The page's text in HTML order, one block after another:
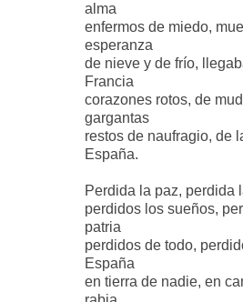
alma
enfermos de miedo,
esperanza
de nieve y de frío,
Francia
corazones rotos, de
gargantas
restos de naufragio, de
España.
Perdida la paz, perdida
perdidos los sueños,
patria
perdidos de todo,
España
en tierra de nadie, en